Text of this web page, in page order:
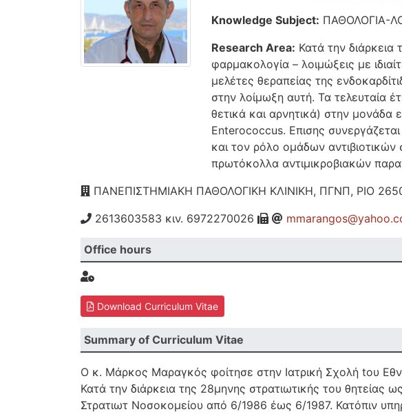
Knowledge Subject: ΠΑΘΟΛΟΓΙΑ-
Research Area: Κατά την διάρκεια
φαρμακολογία – λοιμώξεις με
μελέτες θεραπείας της
στην λοίμωξη αυτή. Τα τελευταία
θετικά και αρνητικά) στην
Enterococcus. Επισης
και τον ρόλο ομάδων
πρωτόκολλα αντιμικροβιακών
ΠΑΝΕΠΙΣΤΗΜΙΑΚΗ ΠΑΘΟΛΟΓΙΚΗ ΚΛΙΝΙΚΗ, ΠΓΝΠ, ΡΙΟ
2613603583 κιν. 6972270026
Office hours
Download Curriculum Vitae
Summary of Curriculum Vitae
Ο κ. Μάρκος Μαραγκός φοίτησε στην Ιατρική Σχολή tου
Κατά την διάρκεια της 28μηνης στρατιωτικής του
Στρατιωτ Νοσοκομείου από 6/1986 έως 6/1987. Κατόπιν